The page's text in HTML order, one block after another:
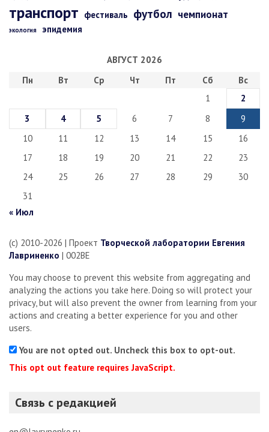
транспорт фестиваль футбол чемпионат
экология эпидемия
АВГУСТ 2026
Пн
Вт Ср Чт Пт Сб
Вс
1
2
3
4 5 6 7 8
9
10
11 12 13 14 15
16
17
18 19 20 21 22
23
24
25 26 27 28 29
30
31
« Июл
(c) 2010-2026 | Проект Творческой лаборатории Евгения
Лавриненко | 002BE
You may choose to prevent this website from aggregating and
analyzing the actions you take here. Doing so will protect your
privacy, but will also prevent the owner from learning from your
actions and creating a better experience for you and other
users.
You are not opted out. Uncheck this box to opt-out.
This opt out feature requires JavaScript.
Связь с редакцией